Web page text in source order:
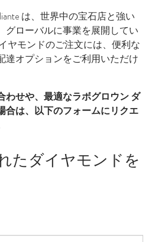
は、世界中の宝石店と強い
グローバルに事業を展開してい
ヤモンドのご注文には、便利な
達オプションをご利用いただけ
わせや、最適なラボグロウン ダ
合は、以下のフォームにリクエ
たダイヤモンドを